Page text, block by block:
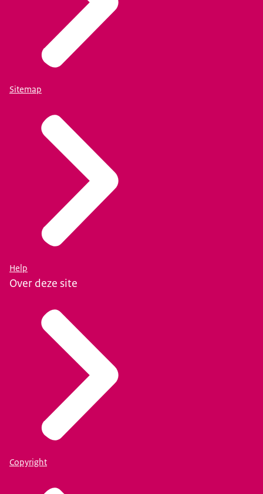
Sitemap
Help
Over deze site
Copyright